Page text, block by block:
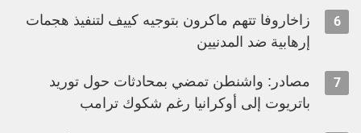
6
زاخاروفا تتهم ماكرون بتوجيه كييف لتنفيذ هجمات
إرهابية ضد المدنيين
7
مصادر: واشنطن تمضي بمحادثات حول توريد
باتريوت إلى أوكرانيا رغم شكوك ترامب